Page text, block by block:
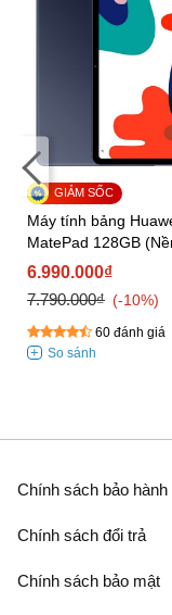
Máy tính bảng
MatePad 128GB
Huawei Mobile
6.990.000₫
7.790.000₫
-10%
60 đánh giá
Chính sách bảo hành
Chính sách đổi trả
Chính sách bảo mật